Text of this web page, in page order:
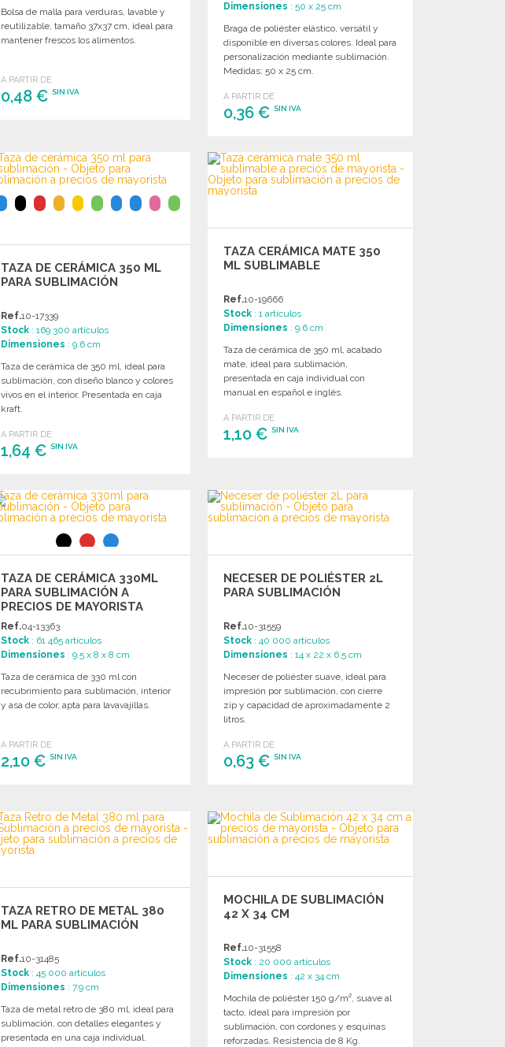
Bolsa de malla para verduras, lavable y
reutilizable, tamaño 37x37 cm, ideal para
mantener frescos los alimentos.
A PARTIR DE
0,48 €SIN IVA
Solicitar un presupuesto
Dimensiones : 50 x 25 cm
Braga de poliéster elástico, versátil y
disponible en diversas colores. Ideal para
personalización mediante sublimación.
Medidas: 50 x 25 cm.
A PARTIR DE
0,36 €SIN IVA
Solicitar un presupuesto
TAZA DE CERÁMICA 350 ML
PARA SUBLIMACIÓN
Ref.10-17339
Stock : 169 300 artículos
Dimensiones : 9.6 cm
Taza de cerámica de 350 ml, ideal para
sublimación, con diseño blanco y colores
vivos en el interior. Presentada en caja
kraft.
A PARTIR DE
1,64 €SIN IVA
Solicitar un presupuesto
TAZA CERÁMICA MATE 350
ML SUBLIMABLE
Ref.10-19666
Stock : 1 artículos
Dimensiones : 9.6 cm
Taza de cerámica de 350 ml, acabado
mate, ideal para sublimación,
presentada en caja individual con
manual en español e inglés.
A PARTIR DE
1,10 €SIN IVA
Solicitar un presupuesto
TAZA DE CERÁMICA 330ML
PARA SUBLIMACIÓN A
PRECIOS DE MAYORISTA
Ref.04-13363
Stock : 61 465 artículos
Dimensiones : 9.5 x 8 x 8 cm
Taza de cerámica de 330 ml con
recubrimiento para sublimación, interior
y asa de color, apta para lavavajillas.
A PARTIR DE
2,10 €SIN IVA
Solicitar un presupuesto
NECESER DE POLIÉSTER 2L
PARA SUBLIMACIÓN
Ref.10-31559
Stock : 40 000 artículos
Dimensiones : 14 x 22 x 6.5 cm
Neceser de poliéster suave, ideal para
impresión por sublimación, con cierre
zip y capacidad de aproximadamente 2
litros.
A PARTIR DE
0,63 €SIN IVA
Solicitar un presupuesto
TAZA RETRO DE METAL 380
ML PARA SUBLIMACIÓN
Ref.10-31485
Stock : 45 000 artículos
Dimensiones : 7.9 cm
Taza de metal retro de 380 ml, ideal para
sublimación, con detalles elegantes y
presentada en una caja individual.
MOCHILA DE SUBLIMACIÓN
42 X 34 CM
Ref.10-31558
Stock : 20 000 artículos
Dimensiones : 42 x 34 cm
Mochila de poliéster 150 g/m², suave al
tacto, ideal para impresión por
sublimación, con cordones y esquinas
reforzadas. Resistencia de 8 Kg.